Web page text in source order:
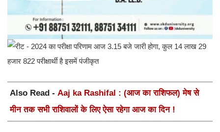
Also Read - Aaj ka Rashifal : (आज का राशिफल) मेष से
मीन तक सभी राशिवालों के लिए ऐसा रहेगा आज का दिन !